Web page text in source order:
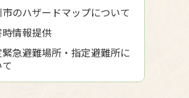
市のハザードマップについて
時情報提供
急避難場所・指定避難所に